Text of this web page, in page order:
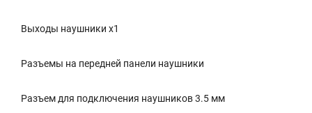
Выходы наушники x1
Разъемы на передней панели наушники
Разъем для подключения наушников 3.5 мм